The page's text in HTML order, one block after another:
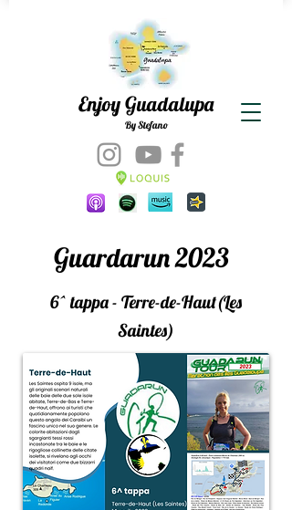
Enjoy Guadalupa
By Stefano
Guardarun 2023
6^ tappa - Terre-de-Haut(Les
Saintes)